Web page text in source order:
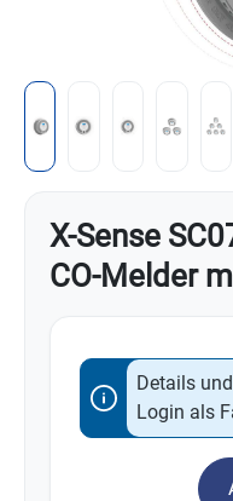
X-Sense
CO-Melder
Details
Login als